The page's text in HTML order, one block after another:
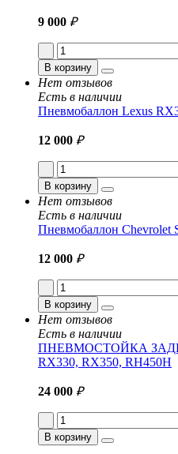
9 000 ₽
В корзину
Нет отзывов
Есть в наличии
Пневмобаллон Lexus
12 000 ₽
В корзину
Нет отзывов
Есть в наличии
Пневмобаллон Chevrolet
12 000 ₽
В корзину
Нет отзывов
Есть в наличии
ПНЕВМОСТОЙКА
RX330, RX350, RH450H
24 000 ₽
В корзину